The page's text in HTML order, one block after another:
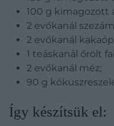
100 g kimagozott
2 evőkanál
2 evőkanál
1 teáskanál őrölt
2 evőkanál méz;
90 g
Így készítsük el: